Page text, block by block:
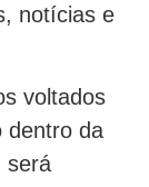
notícias e
voltados
dentro da
será